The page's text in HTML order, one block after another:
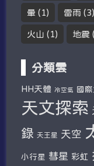
暈 (1) 雷雨 (3)
火山 (1) 地震
分類雲
HH天體 冷空氣 國
天文探索
錄 天王星 天空
小行星 彗星 彩虹